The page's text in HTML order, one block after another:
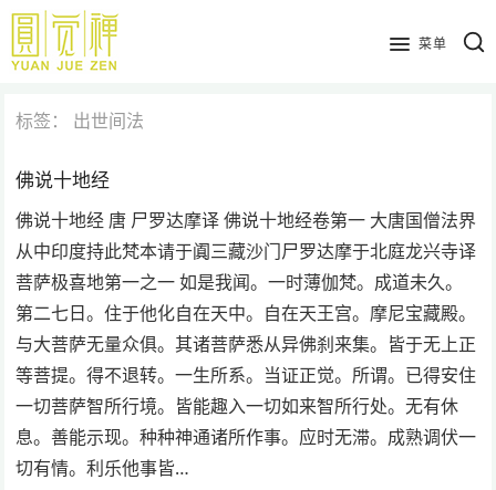
跳
主
内
菜单
标签： 出世间法
佛说十地经
佛说十地经 唐 尸罗达摩译 佛说十地经卷第一 大唐国僧法界
从中印度持此梵本请于阗三藏沙门尸罗达摩于北庭龙兴寺译
菩萨极喜地第一之一 如是我闻。一时薄伽梵。成道未久。
第二七日。住于他化自在天中。自在天王宫。摩尼宝藏殿。
与大菩萨无量众俱。其诸菩萨悉从异佛刹来集。皆于无上正
等菩提。得不退转。一生所系。当证正觉。所谓。已得安住
一切菩萨智所行境。皆能趣入一切如来智所行处。无有休
息。善能示现。种种神通诸所作事。应时无滞。成熟调伏一
切有情。利乐他事皆…